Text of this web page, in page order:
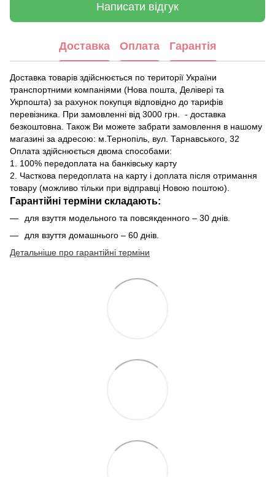
Написати відгук
Доставка Оплата Гарантія
Доставка товарів здійснюється по території України
транспортними компаніями (Нова пошта, Делівері та
Укрпошта) за рахунок покупця відповідно до тарифів
перевізника. При замовленні від 3000 грн. - доставка
безкоштовна. Також Ви можете забрати замовлення в нашому
магазині за адресою: м.Тернопіль, вул. Тарнавського, 32
Оплата здійснюється двома способами:
1. 100% передоплата на банківську карту
2. Часткова передоплата на карту і доплата після отримання
товару (можливо тільки при відправці Новою поштою).
Гарантійні терміни складають:
для взуття модельного та повсякденного – 30 днів.
для взуття домашнього – 60 днів.
Детальніше про гарантійні терміни